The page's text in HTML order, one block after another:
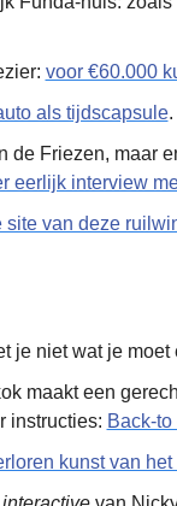
voor €60.000
als tijdscapsule.
de Friezen, maar
eerlijk interview
site van deze
je niet wat je
maakt een
instructies: Back-
kunst van